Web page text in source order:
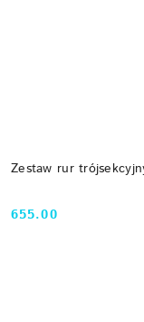
Zestaw rur
Cena:
655.00